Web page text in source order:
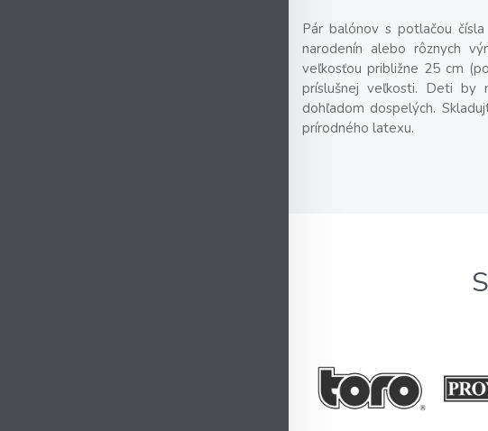
Pár balónov s potlačou
narodenín alebo rôznych
veľkosťou približne 25 cm
príslušnej veľkosti. Deti by
dohľadom dospelých.
prírodného latexu.